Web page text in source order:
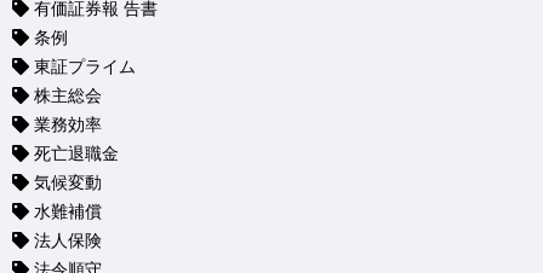
有価証券報 告書
条例
東証プライム
株主総会
業務効率
死亡退職金
気候変動
水難補償
法人保険